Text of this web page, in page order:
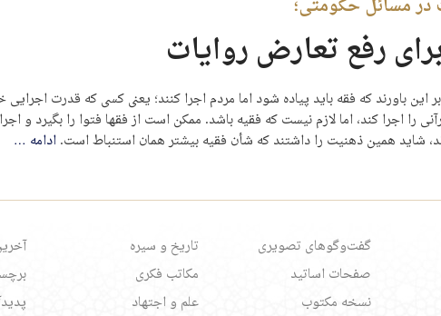
مسائل حکومتی؛
رفع تعارض روایات
باورند که فقه باید پیاده شود اما مردم اجرا کنند؛ یعنی کسی که قدرت
را اجرا کند، اما لازم نیست که فقیه باشد. ممکن است از فقها فتوا را بگیرد و
شاید همین ذهنیت را داشتند که شأن فقیه بیشتر همان استنباط است.ادامه …
گفت‌وگوهای تصویری
صفحات اساتید
نسخه مکتوب
تاریخ و سیره
مکاتب فکری
علم و اجتهاد